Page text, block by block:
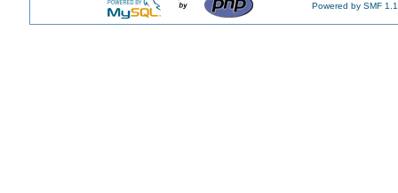
Powered by SMF